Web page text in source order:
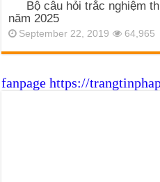
Bộ câu hỏi trắc nghiệm
năm 2025
September 22, 2019 64,965
fanpage https://